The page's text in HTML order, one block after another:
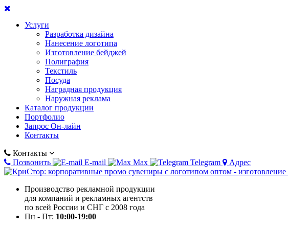
Услуги
Разработка дизайна
Нанесение логотипа
Изготовление бейджей
Полиграфия
Текстиль
Посуда
Наградная продукция
Наружная реклама
Каталог продукции
Портфолио
Запрос Он-лайн
Контакты
Контакты
Позвонить
E-mail Max Telegram Адрес
Производство рекламной продукции
для компаний и рекламных агентств
по всей России и СНГ с 2008 года
Пн - Пт: 10:00-19:00